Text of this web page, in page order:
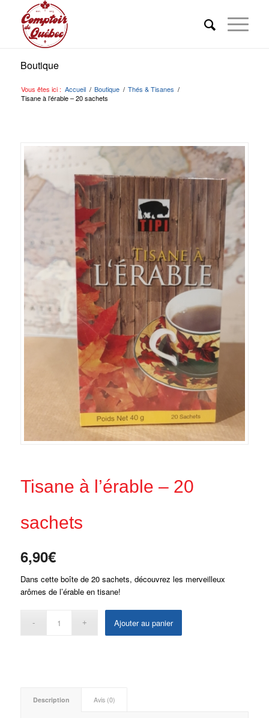
Boutique
Vous êtes ici : Accueil / Boutique / Thés & Tisanes /
Tisane à l’érable – 20 sachets
Tisane à l’érable – 20
sachets
6,90€
Dans cette boîte de 20 sachets, découvrez les merveilleux
arômes de l’érable en tisane!
Ajouter au panier
Description Avis (0)